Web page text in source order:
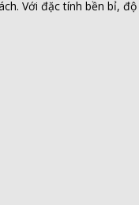
Với đặc tính bền bỉ,